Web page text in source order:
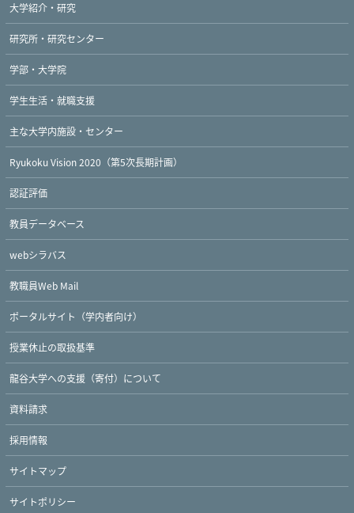
大学紹介・研究
研究所・研究センター
学部・大学院
学生生活・就職支援
主な大学内施設・センター
Ryukoku Vision 2020（第5次長期計画）
認証評価
教員データベース
webシラバス
教職員Web Mail
ポータルサイト（学内者向け）
授業休止の取扱基準
龍谷大学への支援（寄付）について
資料請求
採用情報
サイトマップ
サイトポリシー